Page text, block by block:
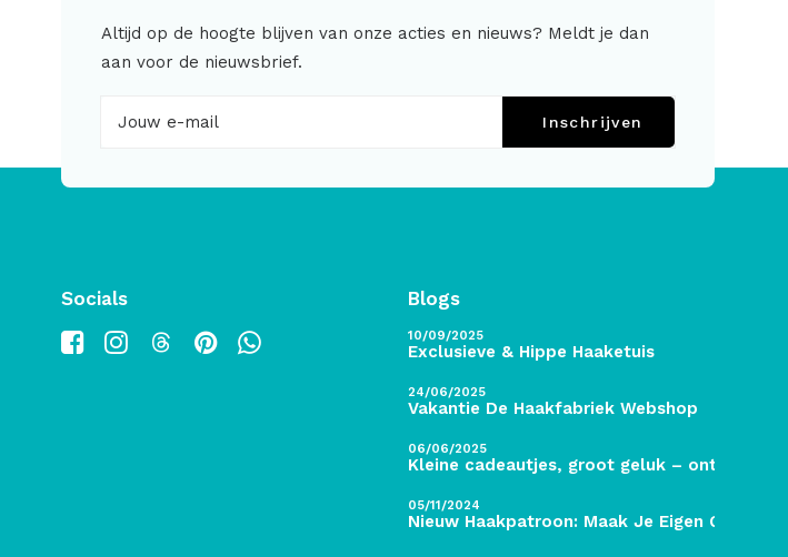
Altijd op de hoogte blijven van onze acties en nieuws? Meldt je dan
aan voor de nieuwsbrief.
Inschrijven
Socials Blogs
10/09/2025
Exclusieve & Hippe Haaketuis
24/06/2025
Vakantie De Haakfabriek Webshop
06/06/2025
Kleine cadeautjes, groot geluk – ontdek de
05/11/2024
Nieuw Haakpatroon: Maak Je Eigen Gave